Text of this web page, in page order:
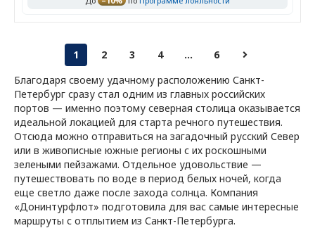
1 2 3 4 ...
6
Благодаря своему удачному расположению Санкт-
Петербург сразу стал одним из главных российских
портов — именно поэтому северная столица оказывается
идеальной локацией для старта речного путешествия.
Отсюда можно отправиться на загадочный русский Север
или в живописные южные регионы с их роскошными
зелеными пейзажами. Отдельное удовольствие —
путешествовать по воде в период белых ночей, когда
еще светло даже после захода солнца. Компания
«Донинтурфлот» подготовила для вас самые интересные
маршруты с отплытием из Санкт-Петербурга.